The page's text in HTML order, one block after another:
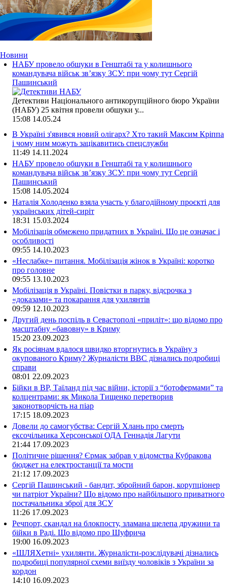
Новини
НАБУ провело обшуки в Генштабі та у колишнього
командувача військ зв’язку ЗСУ: при чому тут Сергій
Пашинський
Детективи Національного антикорупційного бюро України
(НАБУ) 25 квітня провели обшуки у...
15:08 14.05.24
В Україні з'явився новий олігарх? Хто такий Максим Кріппа
і чому ним можуть зацікавитись спецслужби
11:49 14.11.2024
НАБУ провело обшуки в Генштабі та у колишнього
командувача військ зв’язку ЗСУ: при чому тут Сергій
Пашинський
15:08 14.05.2024
Наталія Холоденко взяла участь у благодійному проєкті для
українських дітей-сиріт
18:31 15.03.2024
Мобілізація обмежено придатних в Україні. Що це означає і
особливості
09:55 14.10.2023
«Неслабке» питання. Мобілізація жінок в Україні: коротко
про головне
09:55 13.10.2023
Мобілізація в Україні. Повістки в парку, відсрочка з
«доказами» та покарання для ухилянтів
09:59 12.10.2023
Другий день поспіль в Севастополі «приліт»: що відомо про
масштабну «бавовну» в Криму
15:20 23.09.2023
Як росіянам вдалося швидко вторгнутись в Україну з
окупованого Криму? Журналісти ВВС дізнались подробиці
справи
08:01 22.09.2023
Бійки в ВР, Таїланд під час війни, історії з “ботофермами” та
колцентрами: як Микола Тищенко перетворив
законотворчість на піар
17:15 18.09.2023
Довели до самогубства: Сергій Хлань про смерть
ексочільника Херсонської ОДА Геннадія Лагути
21:44 17.09.2023
Політичне рішення? Єрмак забрав у відомства Кубракова
бюджет на електростанції та мости
21:12 17.09.2023
Сергій Пашинський - бандит, збройний барон, корупціонер
чи патріот України? Що відомо про найбільшого приватного
постачальника зброї для ЗСУ
11:26 17.09.2023
Речпорт, скандал на блокпосту, зламана щелепа дружини та
бійки в Раді. Що відомо про Шуфрича
19:00 16.09.2023
«ШЛЯХетні» ухилянти. Журналісти-розслідувачі дізнались
подробиці популярної схеми виїзду чоловіків з України за
кордон
14:10 16.09.2023